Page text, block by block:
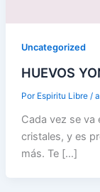
Uncategorized
HUEVOS
Por Espiritu Libre /
Cada vez se
cristales, y es
más. Te […]